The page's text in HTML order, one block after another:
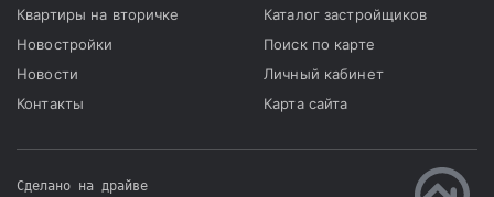
Квартиры на вторичке
Новостройки
Новости
Контакты
Каталог застройщиков
Поиск по карте
Личный кабинет
Карта сайта
Сделано на драйве